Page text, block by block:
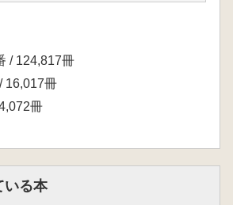
修行 天台の止観業と遮那業/
礼と修行/なぞの古密教/修験の
神像 薬師・観音・毘沙門天/
、仏像群と本尊の配置/本尊の
/ 124,817冊
16,017冊
冊
いる本